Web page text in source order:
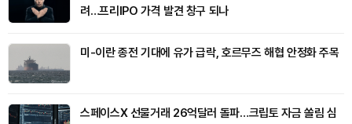
려…프리IPO 가격 발견 창구 되나
미-이란 종전 기대에 유가 급락, 호르무즈 해협 안정화 주목
스페이스X 선물거래 26억달러 돌파…크립토 자금 쏠림 심